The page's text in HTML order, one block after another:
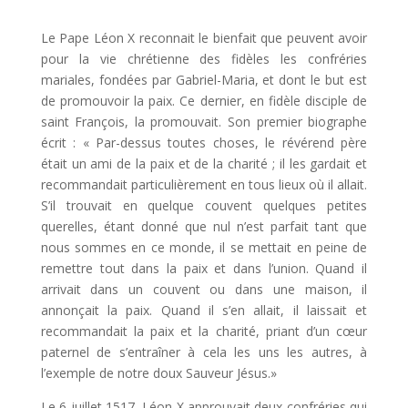
Le Pape Léon X reconnait le bienfait que peuvent avoir
pour la vie chrétienne des fidèles les confréries
mariales, fondées par Gabriel-Maria, et dont le but est
de promouvoir la paix. Ce dernier, en fidèle disciple de
saint François, la promouvait. Son premier biographe
écrit : « Par-dessus toutes choses, le révérend père
était un ami de la paix et de la charité ; il les gardait et
recommandait particulièrement en tous lieux où il allait.
S’il trouvait en quelque couvent quelques petites
querelles, étant donné que nul n’est parfait tant que
nous sommes en ce monde, il se mettait en peine de
remettre tout dans la paix et dans l’union. Quand il
arrivait dans un couvent ou dans une maison, il
annonçait la paix. Quand il s’en allait, il laissait et
recommandait la paix et la charité, priant d’un cœur
paternel de s’entraîner à cela les uns les autres, à
l’exemple de notre doux Sauveur Jésus.»